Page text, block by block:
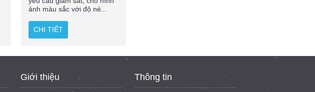
ảnh màu sắc với độ né...
CHI TIẾT
Giới thiệu Thông tin